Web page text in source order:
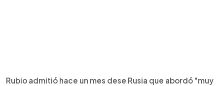
Rubio admitió hace un mes dese Rusia que abordó "muy